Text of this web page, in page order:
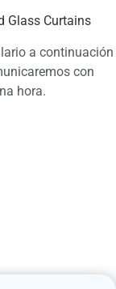
Glass Curtains
a continuación
con
hora.